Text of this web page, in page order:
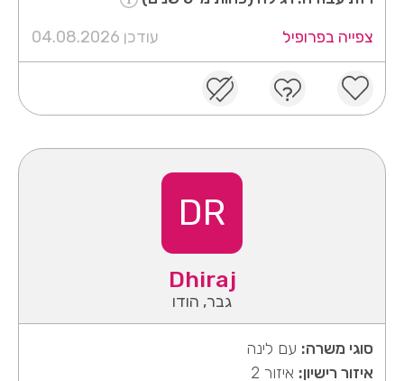
צפייה בפרופיל
עודכן 04.08.2026
DR
Dhiraj
גבר, הודו
סוגי משרה: עם לינה
איזור רישיון: איזור 2